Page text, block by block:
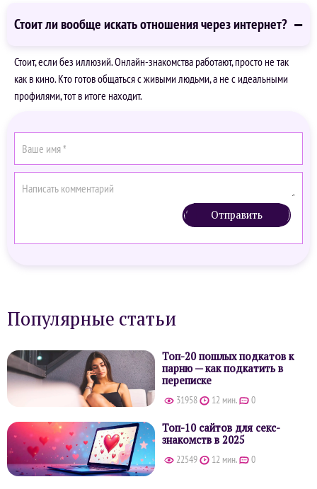
Стоит ли вообще искать отношения через интернет?
Стоит, если без иллюзий. Онлайн-знакомства работают, просто не так
как в кино. Кто готов общаться с живыми людьми, а не с идеальными
профилями, тот в итоге находит.
Отправить
Популярные статьи
Топ-20 пошлых подкатов к
парню — как подкатить в
переписке
31958 12 мин. 0
Топ-10 сайтов для секс-
знакомств в 2025
22549 12 мин. 0